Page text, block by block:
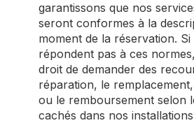
garantissons que nos
seront conformes à la
moment de la réservation.
répondent pas à ces
droit de demander des
réparation, le
ou le remboursement selon
cachés dans nos